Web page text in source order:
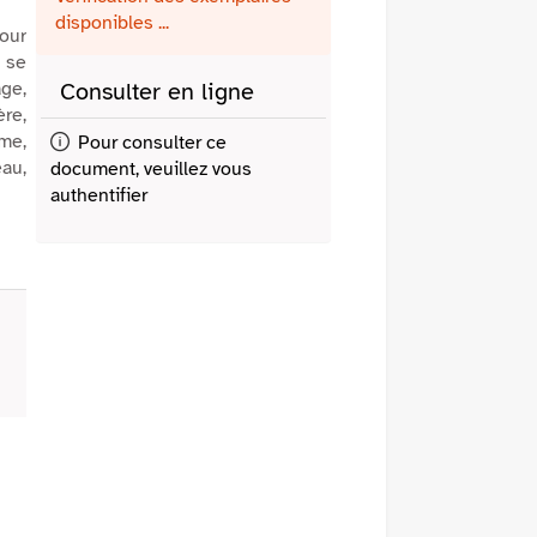
disponibles ...
Consulter en ligne
Pour consulter ce
document, veuillez vous
authentifier